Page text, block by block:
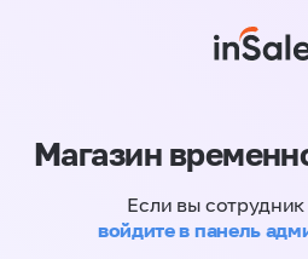
Магазин
Если вы
войдите в панель